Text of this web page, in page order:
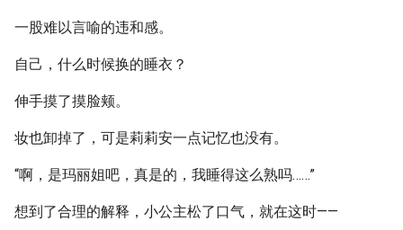
一股难以言喻的违和感。
自己，什么时候换的睡衣？
伸手摸了摸脸颊。
妆也卸掉了，可是莉莉安一点记忆也没有。
“啊，是玛丽姐吧，真是的，我睡得这么熟吗……”
想到了合理的解释，小公主松了口气，就在这时——